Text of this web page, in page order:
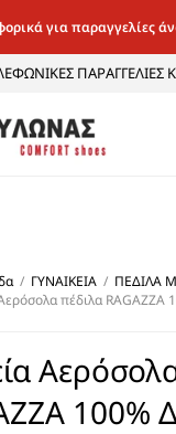
για παραγγελίες
ΠΑΡΑΓΓΕΛΙΕΣ
/ ΓΥΝΑΙΚΕΙΑ / ΠΕΔΙΛΑ
πέδιλα RAGAZZA
100%